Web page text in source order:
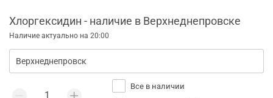
Хлоргексидин - наличие в Верхнеднепровске
Наличие актуально на 20:00
Все в наличии